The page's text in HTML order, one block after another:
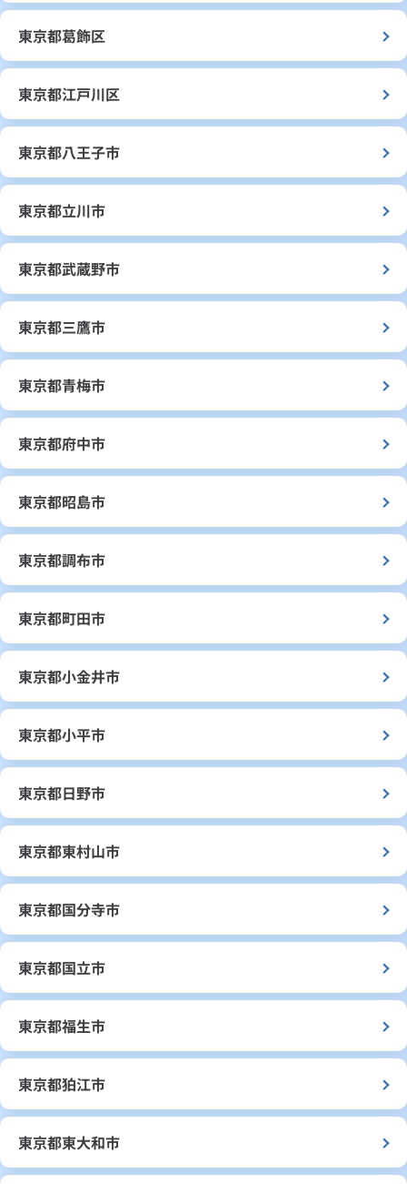
東京都葛飾区
東京都江戸川区
東京都八王子市
東京都立川市
東京都武蔵野市
東京都三鷹市
東京都青梅市
東京都府中市
東京都昭島市
東京都調布市
東京都町田市
東京都小金井市
東京都小平市
東京都日野市
東京都東村山市
東京都国分寺市
東京都国立市
東京都福生市
東京都狛江市
東京都東大和市